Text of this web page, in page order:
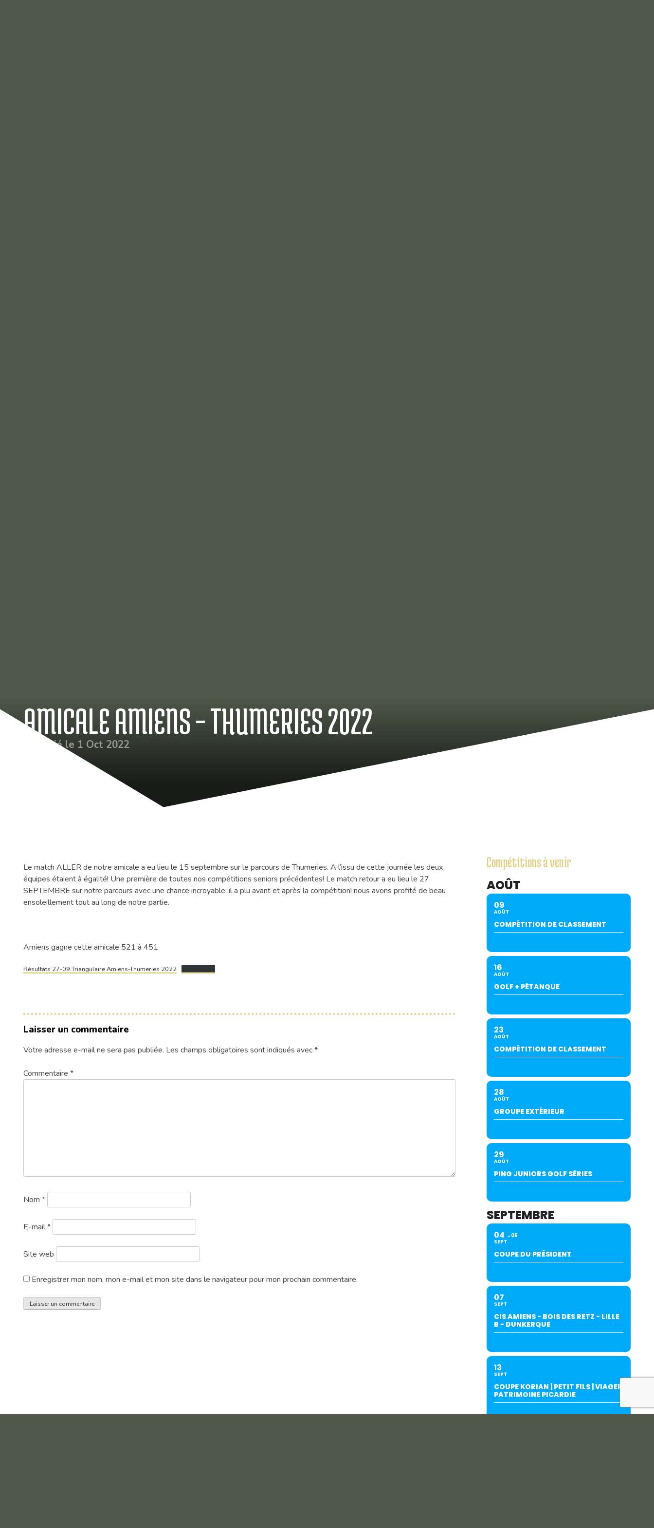
AMICALE AMIENS – THUMERIES 2022
Publié le 1 Oct 2022
Le match ALLER de notre amicale a eu lieu le 15 septembre sur le parcours de Thumeries. A l’issu de cette journée les deux
équipes étaient à égalité! Une première de toutes nos compétitions seniors précédentes! Le match retour a eu lieu le 27
SEPTEMBRE sur notre parcours avec une chance incroyable: il a plu avant et après la compétition! nous avons profité de beau
ensoleillement tout au long de notre partie.
Amiens gagne cette amicale 521 à 451
Résultats 27-09 Triangulaire Amiens-Thumeries 2022 Télécharger
Laisser un commentaire
Votre adresse e-mail ne sera pas publiée. Les champs obligatoires sont indiqués avec*
Commentaire *
Nom *
E-mail*
Site web
Enregistrer mon nom, mon e-mail et mon site dans le navigateur pour mon prochain commentaire.
Compétitions à venir
AOÛT
09
AOÛT
COMPÉTITION DE CLASSEMENT
16
AOÛT
GOLF + PÉTANQUE
23
AOÛT
COMPÉTITION DE CLASSEMENT
28
AOÛT
GROUPE EXTÉRIEUR
29
AOÛT
PING JUNIORS GOLF SÉRIES
SEPTEMBRE
04
SEPT
05
COUPE DU PRÉSIDENT
07
SEPT
CIS AMIENS - BOIS DES RETZ - LILLE
B - DUNKERQUE
13
SEPT
COUPE KORIAN | PETIT FILS | VIAGER
PATRIMOINE PICARDIE